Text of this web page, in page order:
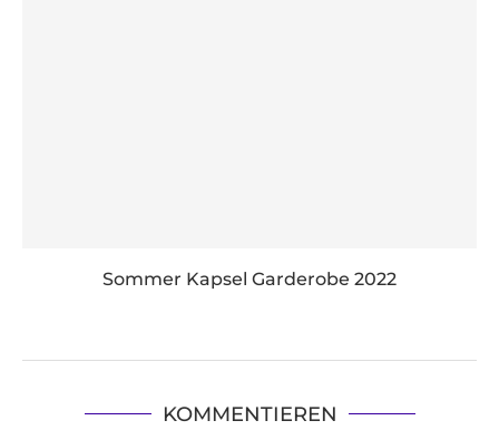
Sommer Kapsel Garderobe 2022
KOMMENTIEREN